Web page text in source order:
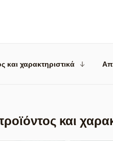
και χαρακτηριστικά
και